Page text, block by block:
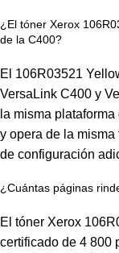
¿El tóner Xerox
de la C400?
El 106R03521
VersaLink C400 y
la misma
y opera de la
de configuración
¿Cuántas páginas
El tóner Xerox
certificado de 4 800